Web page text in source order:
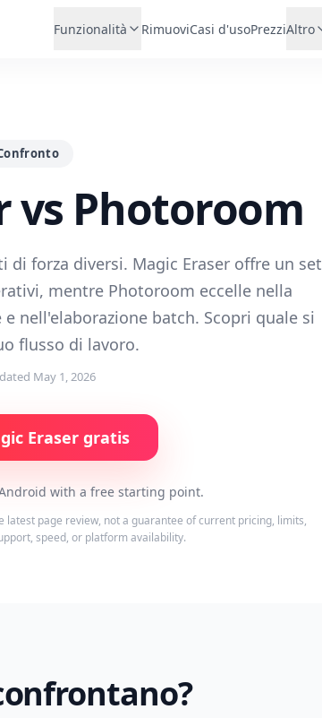
Funzionalità RimuoviCasi d'usoPrezziAltro
vs Photoroom
forza diversi. Magic Eraser offre un set
mentre Photoroom eccelle nella
nell'elaborazione batch. Scopri quale si
flusso di lavoro.
May 1, 2026
Eraser gratis
with a free starting point.
page review, not a guarantee of current pricing, limits,
speed, or platform availability.